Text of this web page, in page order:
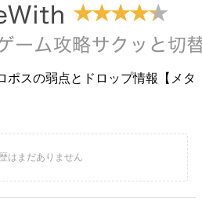
ポスの弱点とドロップ情報【メタ